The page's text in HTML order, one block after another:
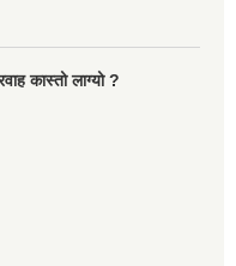
कास्तो लाग्यो ?